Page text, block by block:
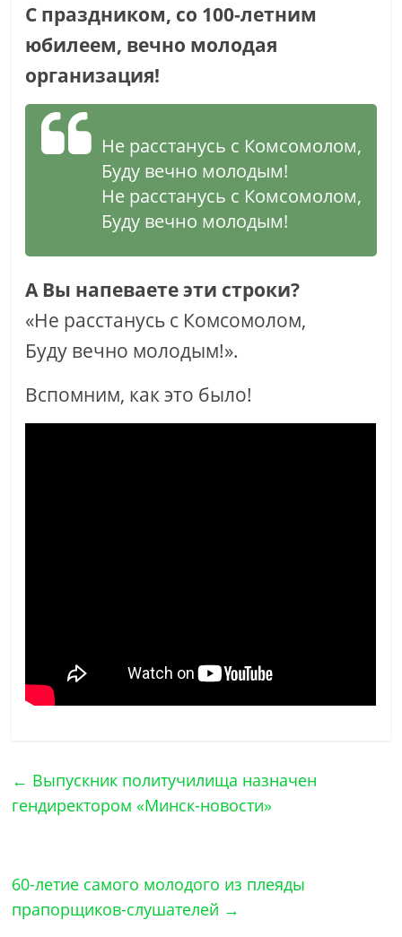
С праздником, со 100-летним
юбилеем, вечно молодая
организация!
Не расстанусь с Комсомолом,
Буду вечно молодым!
Не расстанусь с Комсомолом,
Буду вечно молодым!
А Вы напеваете эти строки?
«Не расстанусь с Комсомолом,
Буду вечно молодым!».
Вспомним, как это было!
← Выпускник политучилища назначен
гендиректором «Минск-новости»
60-летие самого молодого из плеяды
прапорщиков-слушателей →